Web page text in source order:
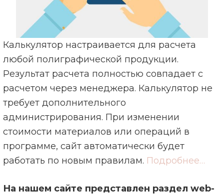
Калькулятор настраивается для расчета
любой полиграфической продукции.
Результат расчета полностью совпадает с
расчетом через менеджера. Калькулятор не
требует дополнительного
администрирования. При изменении
стоимости материалов или операций в
программе, сайт автоматически будет
работать по новым правилам. Подробнее…
На нашем сайте представлен раздел web-